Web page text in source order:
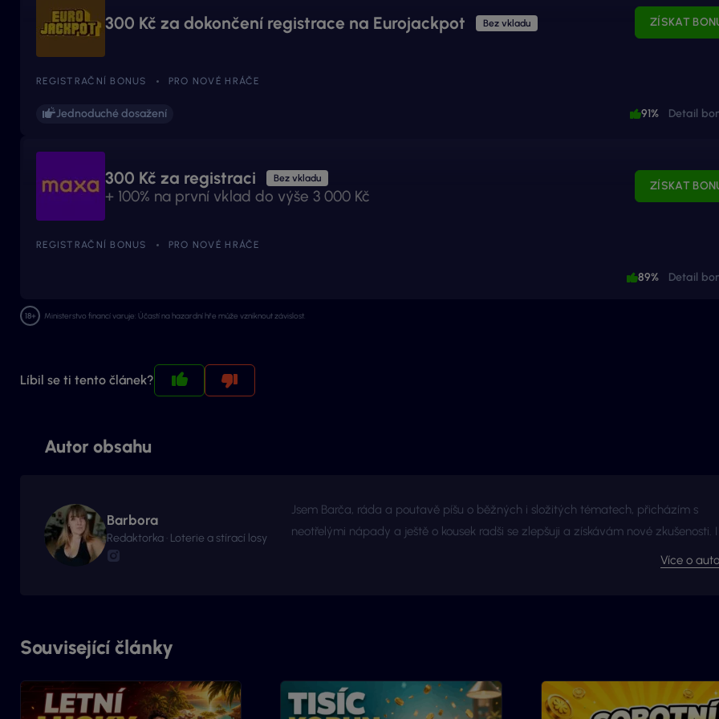
300 Kč za dokončení registrace na Eurojackpot Bez vkladu ZÍSKAT
REGISTRAČNÍ BONUS PRO NOVÉ HRÁČE
Jednoduché dosažení 91% Detail
300 Kč za registraci Bez vkladu
+ 100% na první vklad do výše 3 000 Kč
ZÍSKAT
REGISTRAČNÍ BONUS PRO NOVÉ HRÁČE
89% Detail
Ministerstvo financí varuje: Účastí na hazardní hře může vzniknout závislost.
Líbil se ti tento článek?
Autor obsahu
Barbora
Redaktorka · Loterie a stírací losy
Jsem Barča, ráda a poutavě píšu o běžných i složitých tématech, přicházím s
neotřelými nápady a ještě o kousek radši se zlepšuji a získávám nové zkušenosti.
je důvod proč jsme s Vyhraj.cz navázali kontakt - začalo to jako nová zkušenost,
Více o
Související články